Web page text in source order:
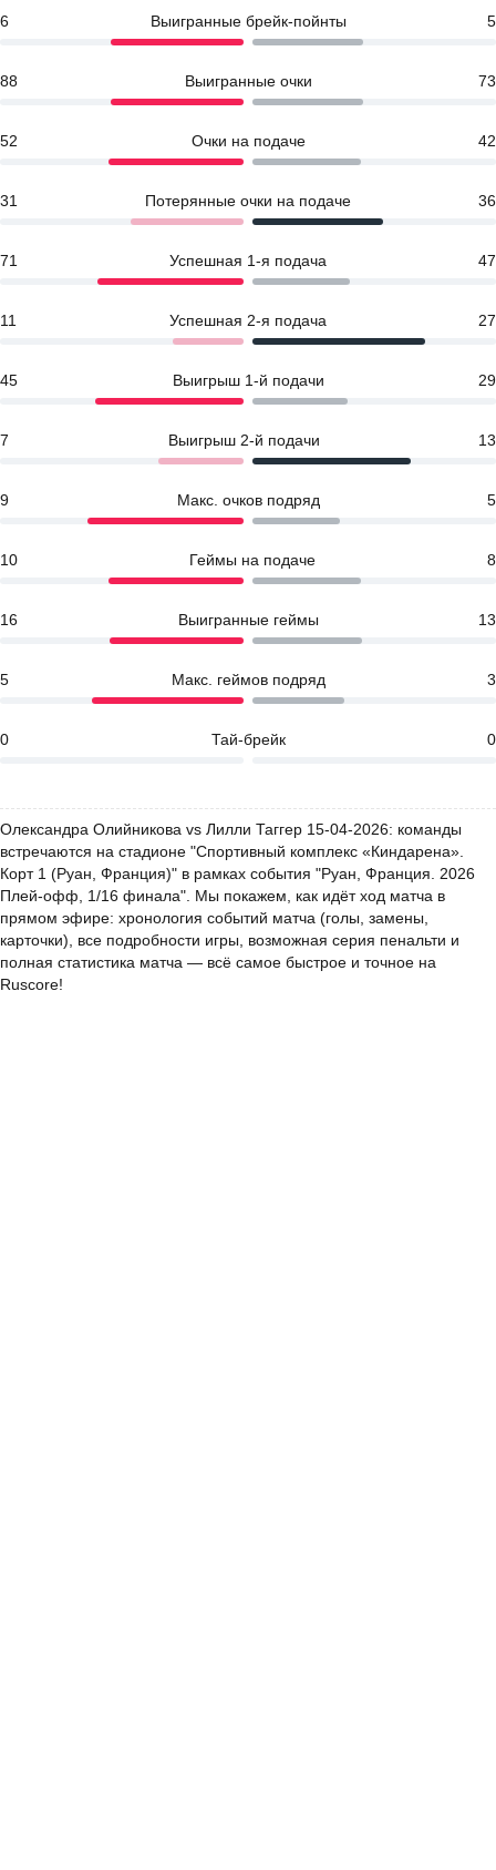
6 Выигранные брейк-пойнты 5
88 Выигранные очки 73
52 Очки на подаче 42
31 Потерянные очки на подаче 36
71 Успешная 1-я подача 47
11 Успешная 2-я подача 27
45 Выигрыш 1-й подачи 29
7 Выигрыш 2-й подачи 13
9 Макс. очков подряд 5
10 Геймы на подаче 8
16 Выигранные геймы 13
5 Макс. геймов подряд 3
0 Тай-брейк 0
Олександра Олийникова vs Лилли Таггер 15-04-2026: команды
встречаются на стадионе "Спортивный комплекс «Киндарена».
Корт 1 (Руан, Франция)" в рамках события "Руан, Франция. 2026
Плей-офф, 1/16 финала". Мы покажем, как идёт ход матча в
прямом эфире: хронология событий матча (голы, замены,
карточки), все подробности игры, возможная серия пенальти и
полная статистика матча — всё самое быстрое и точное на
Ruscore!